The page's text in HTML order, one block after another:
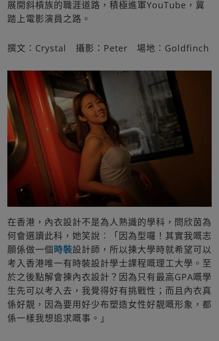
展開斜槓族的職涯道路，積極進軍YouTube，冀
踏上電影演員之路。
撰文：Crystal 攝影：Peter 場地︰Goldfinch
在香港，內衣設計不是為人熟識的學科，問欣茵為
何會選讀此科，她笑說︰「因為型囉！其實我嘅志
願係做一個時裝設計師，所以揀大學時就希望可以
考入香港唯一有時裝設計學士課程嘅理工大學。至
於之後點解會揀內衣設計？因為只有最高GPA嘅學
生先可以考入去，我覺得好有挑戰性；而且內衣真
係好靚，因為要用好少布塑造女性好靚嘅形象，都
係一樣我想追求嘅事。」